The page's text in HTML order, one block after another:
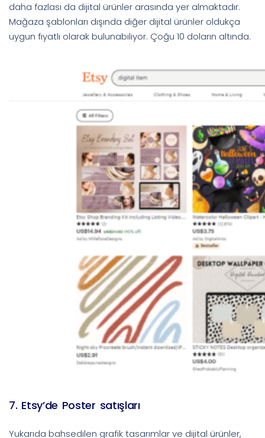
daha fazlası da dijital ürünler arasında yer almaktadır.
Mağaza şablonları dışında diğer dijital ürünler oldukça
uygun fiyatlı olarak bulunabiliyor. Çoğu 10 doların altında.
7. Etsy’de Poster satışları
Yukarıda bahsedilen grafik tasarımlar ve dijital ürünler,